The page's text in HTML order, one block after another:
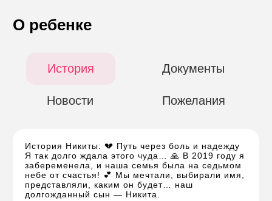
О ребенке
История Документы
Новости Пожелания
История Никиты: 💔 Путь через боль и надежду
Я так долго ждала этого чуда… 🙏 В 2019 году я
забеременела, и наша семья была на седьмом
небе от счастья! 💕 Мы мечтали, выбирали имя,
представляли, каким он будет… наш
долгожданный сын — Никита.